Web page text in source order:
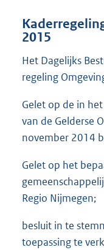
2015
Het Dagelijks
regeling
Gelet op de in
van de Gelderse
november 2014
Gelet op het
Regio Nijmegen;
besluit in te
toepassing te